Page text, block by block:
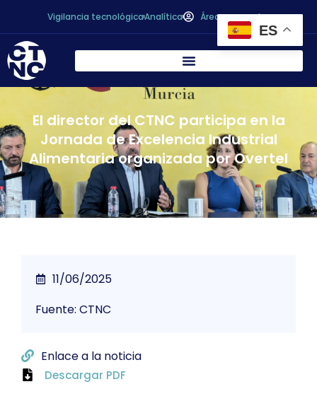
Vigilancia tecnológicaAnalítica Área personal
El director del CTNC participa en la
Jornada de Excelencia Industrial
Alimentaria organizada por Overtel
11/06/2025
Fuente: CTNC
Enlace a la noticia
Descargar PDF
ES